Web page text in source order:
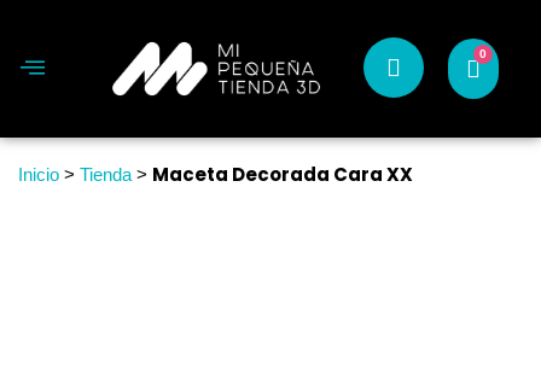
0
Inicio > Tienda > Maceta Decorada Cara XX